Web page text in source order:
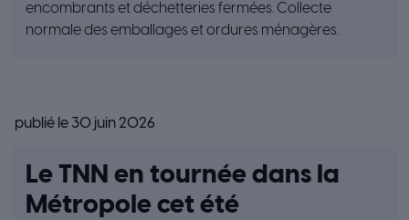
encombrants et déchetteries fermées. Collecte
normale des emballages et ordures ménagères.
publié le 30 juin 2026
Le TNN en tournée dans la
Métropole cet été